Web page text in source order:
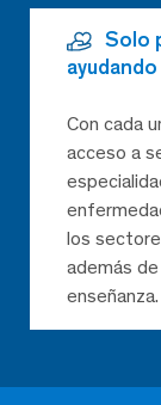
Solo
ayudando
Con cada
acceso a
los
además